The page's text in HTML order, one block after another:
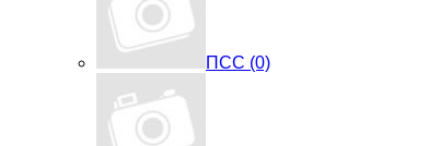
ПСС (0)